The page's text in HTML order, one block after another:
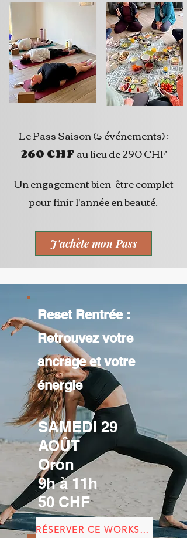
Le Pass Saison (5 événements) :
260 CHFau lieu de 290 CHF
Un engagement bien-être complet
pour finir l'année en beauté.
J'achète mon Pass
Reset Rentrée :
Retrouvez votre
ancrage et votre
énergie
SAMEDI 29
AOÛT
Oron
9h à 11h
50 CHF
RÉSERVER CE WORKSHOP